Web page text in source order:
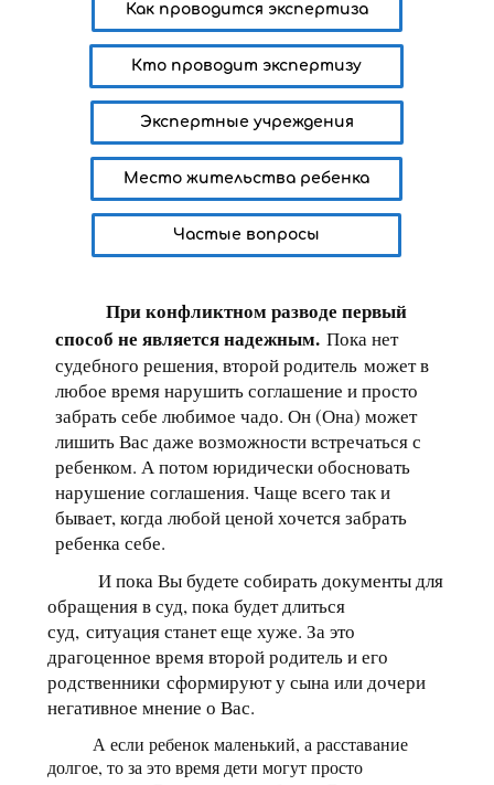
Как проводится экспертиза
Кто проводит экспертизу
Экспертные учреждения
Место жительства ребенка
Частые вопросы
При конфликтном разводе первый
способ не является надежным.Пока нет
судебного решения, второй родитель может в
любое время нарушить соглашение и просто
забрать себе любимое чадо. Он (Она) может
лишить Вас даже возможности встречаться с
ребенком. А потом юридически обосновать
нарушение соглашения. Чаще всего так и
бывает, когда любой ценой хочется забрать
ребенка себе.
И пока Вы будете собирать документы для
обращения в суд, пока будет длиться
суд, ситуация станет еще хуже. За это
драгоценное время второй родитель и его
родственники сформируют у сына или дочери
негативное мнение о Вас.
А если ребенок маленький, а расставание
долгое, то за это время дети могут просто